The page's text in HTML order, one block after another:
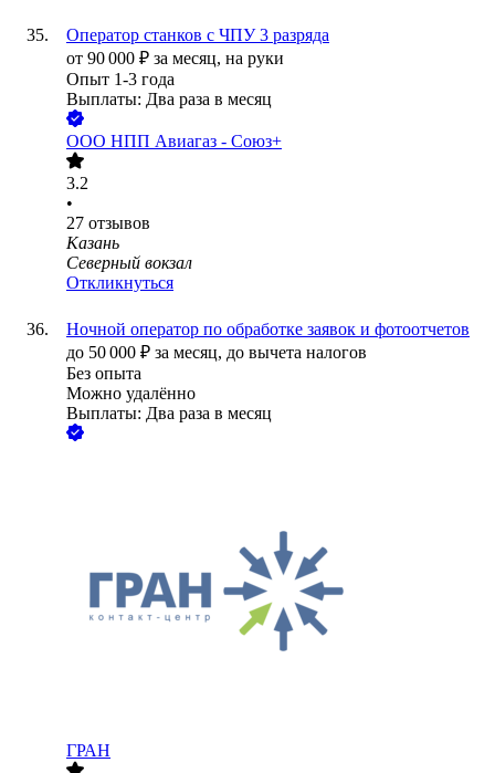
Оператор станков с ЧПУ 3 разряда
от 90 000 ₽ за месяц, на руки
Опыт 1-3 года
Выплаты: Два раза в месяц
ООО НПП Авиагаз - Союз+
3.2
•
27 отзывов
Казань
Северный вокзал
Откликнуться
Ночной оператор по обработке заявок и фотоотчетов
до 50 000 ₽ за месяц, до вычета налогов
Без опыта
Можно удалённо
Выплаты: Два раза в месяц
ГРАН